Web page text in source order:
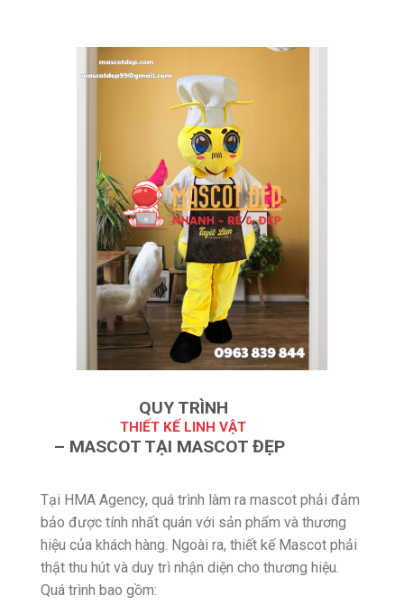
QUY TRÌNH
THIẾT KẾ LINH VẬT
– MASCOT TẠI MASCOT ĐẸP
Tại HMA Agency, quá trình làm ra mascot phải đảm
bảo được tính nhất quán với sản phẩm và thương
hiệu của khách hàng. Ngoài ra, thiết kế Mascot phải
thật thu hút và duy trì nhận diện cho thương hiệu.
Quá trình bao gồm: